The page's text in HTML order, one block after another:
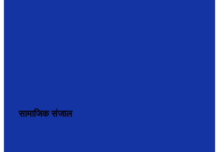
सामाजिक संजाल